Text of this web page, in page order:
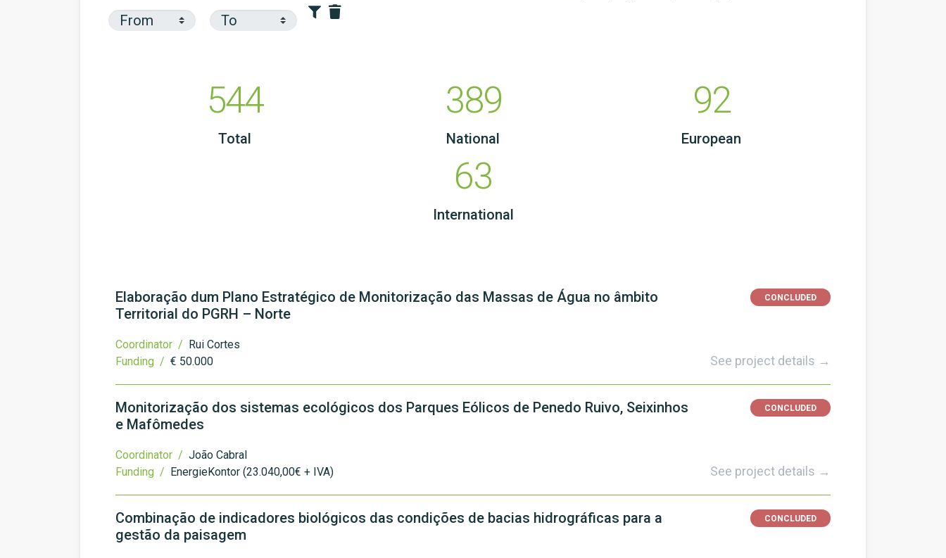
544
Total
389
National
92
European
63
International
Elaboração dum Plano Estratégico de Monitorização das Massas de Água no âmbito
Territorial do PGRH – Norte
CONCLUDED
Coordinator / Rui Cortes
Funding / € 50.000 See project details →
Monitorização dos sistemas ecológicos dos Parques Eólicos de Penedo Ruivo, Seixinhos
e Mafômedes
CONCLUDED
Coordinator / João Cabral
Funding / EnergieKontor (23.040,00€ + IVA) See project details →
Combinação de indicadores biológicos das condições de bacias hidrográficas para a
gestão da paisagem
CONCLUDED